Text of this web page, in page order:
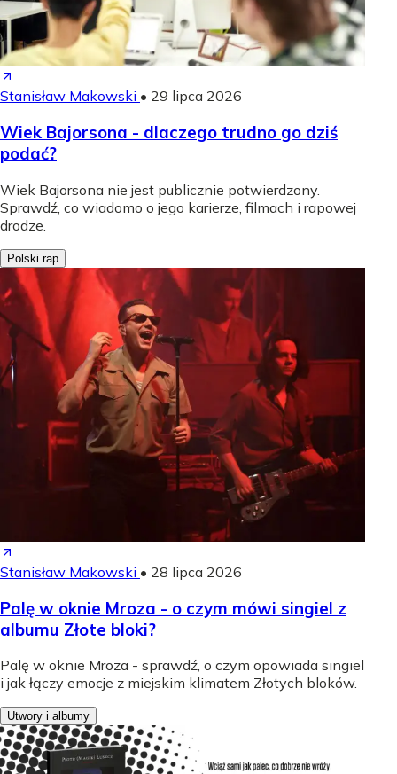
Stanisław Makowski • 29 lipca 2026
Wiek Bajorsona - dlaczego trudno go dziś
podać?
Wiek Bajorsona nie jest publicznie potwierdzony.
Sprawdź, co wiadomo o jego karierze, filmach i rapowej
drodze.
Polski rap
Stanisław Makowski • 28 lipca 2026
Palę w oknie Mroza - o czym mówi singiel z
albumu Złote bloki?
Palę w oknie Mroza - sprawdź, o czym opowiada singiel
i jak łączy emocje z miejskim klimatem Złotych bloków.
Utwory i albumy